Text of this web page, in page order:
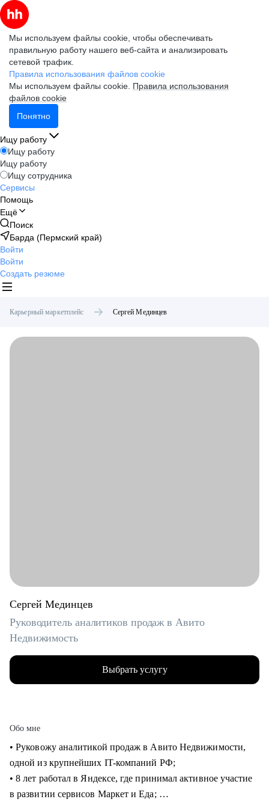
Мы используем файлы cookie, чтобы обеспечивать
правильную работу нашего веб-сайта и анализировать
сетевой трафик.
Правила использования файлов cookie
Мы используем файлы cookie. Правила использования
файлов cookie
Понятно
Ищу работу
Ищу работу
Ищу работу
Ищу сотрудника
Сервисы
Помощь
Ещё
Поиск
Барда (Пермский край)
Войти
Войти
Создать резюме
Карьерный маркетплейс Сергей Мединцев
Сергей Мединцев
Руководитель аналитиков продаж в Авито
Недвижимость
Выбрать услугу
Обо мне
• Руковожу аналитикой продаж в Авито Недвижимости,
одной из крупнейших IT-компаний РФ;
• 8 лет работал в Яндексе, где принимал активное участие
в развитии сервисов Маркет и Еда;